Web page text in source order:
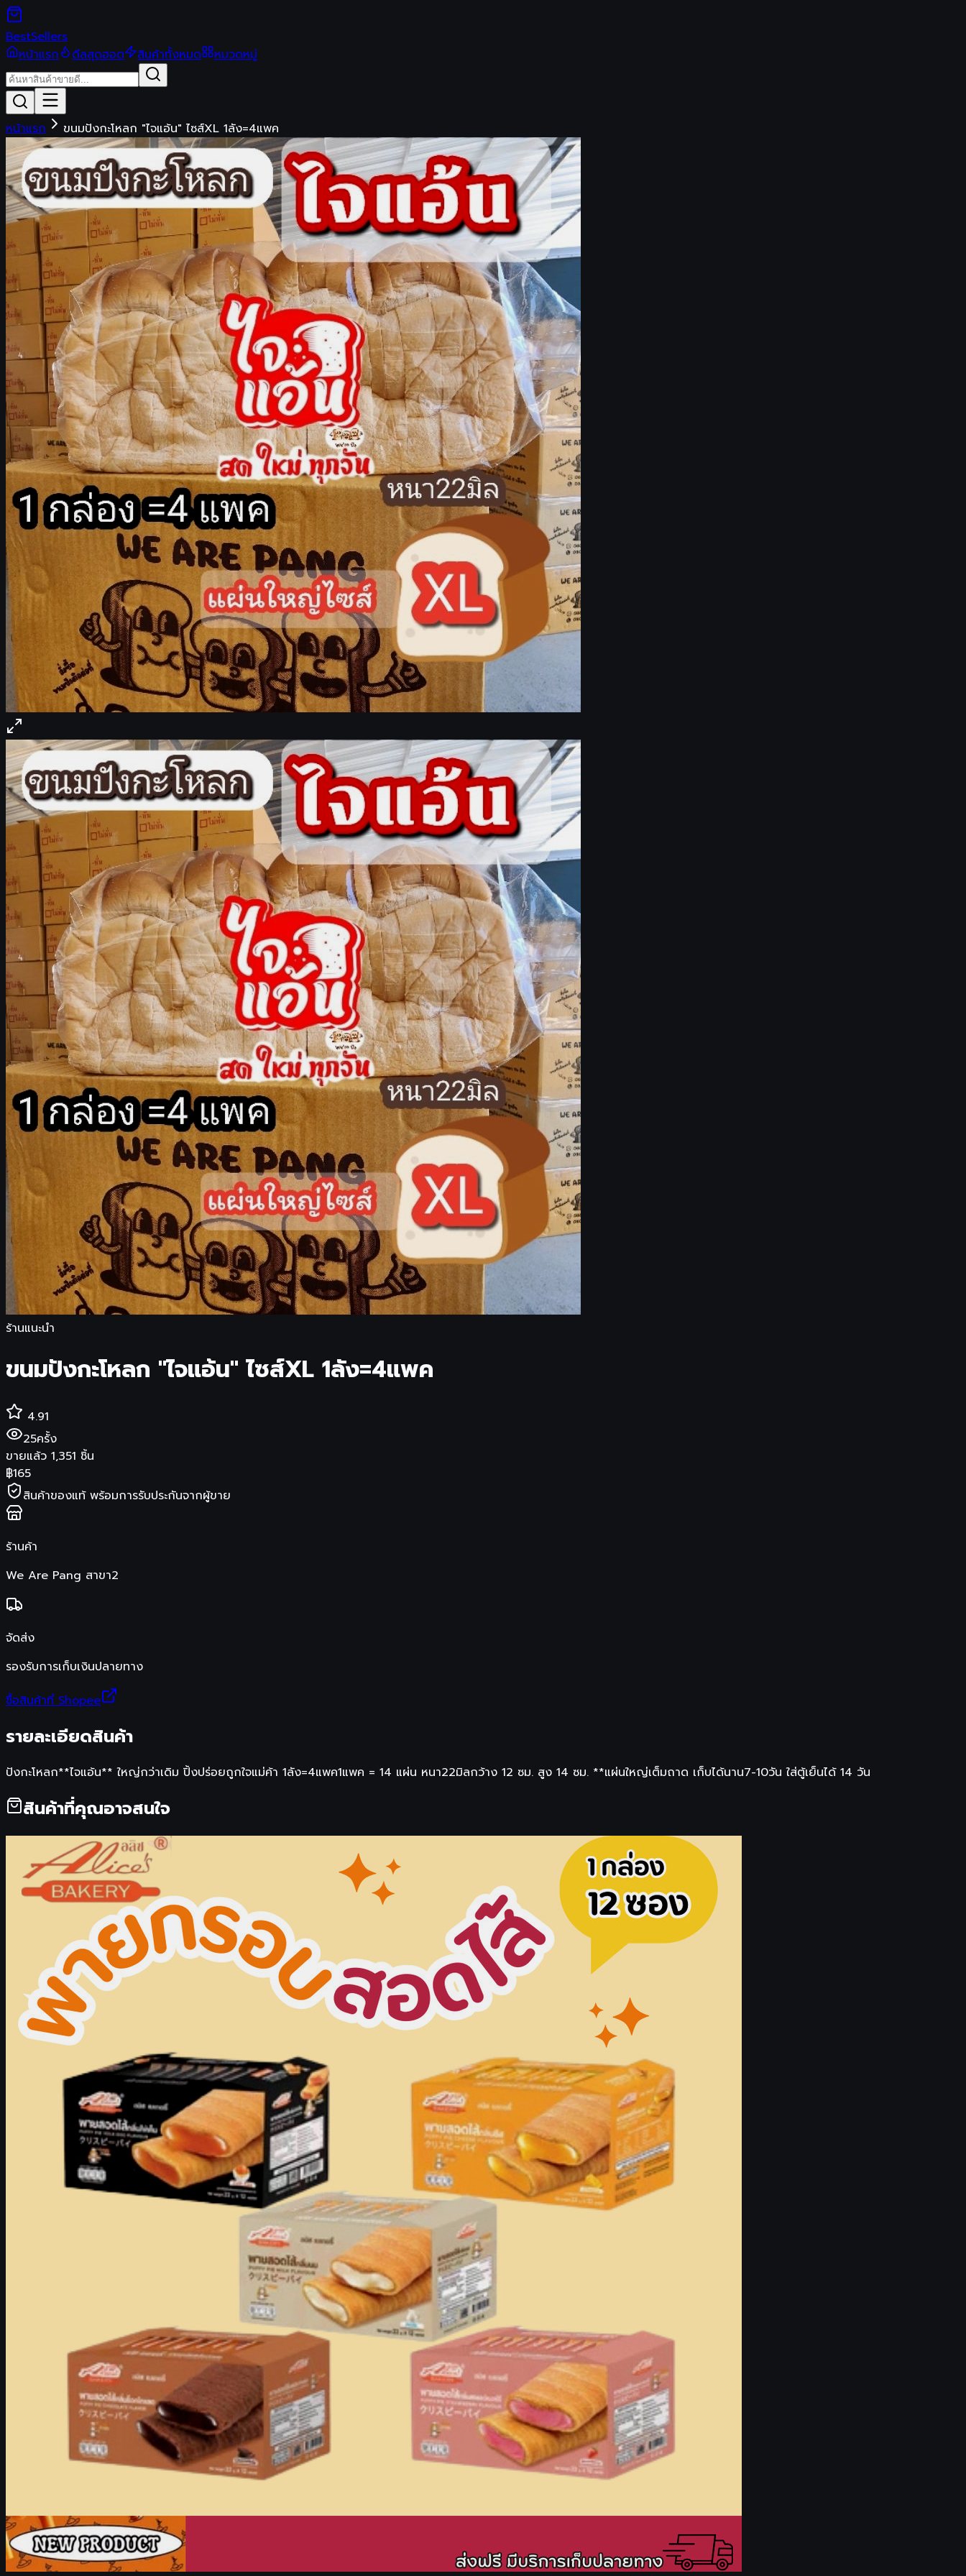
BestSellers
หน้าแรก
ดีลสุดฮอต สินค้าทั้งหมด หมวดหมู่
หน้าแรก ขนมปังกะโหลก​ "ไจแอ้น" ไซส์​XL​ 1ลัง=4แพค
ร้านแนะนำ
ขนมปังกะโหลก​ "ไจแอ้น" ไซส์​XL​ 1ลัง=4แพค
4.91
25ครั้ง
ขายแล้ว 1,351 ชิ้น
฿165
สินค้าของแท้ พร้อมการรับประกันจากผู้ขาย
ร้านค้า
We Are Pang สาขา2
จัดส่ง
รองรับการเก็บเงินปลายทาง
ซื้อสินค้าที่ Shopee
รายละเอียดสินค้า
ปังกะโหลก**ไจแอ้น** ใหญ่กว่าเดิม ปิ้งปร่อยถูกใจแม่ค้า 1ลัง=4แพค​ 1แพค​ = 14​ แผ่น หนา22มิล​ กว้าง​ 12​ ซม. สูง​ 14​ ซม. **แผ่นใหญ่เต็มถาด เก็บได้นาน7-10วัน ใส่ตู้เย็นได้​ 14​ ว​ัน
สินค้าที่คุณอาจสนใจ